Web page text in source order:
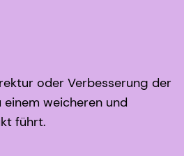
oder Verbesserung der
weicheren und
führt.